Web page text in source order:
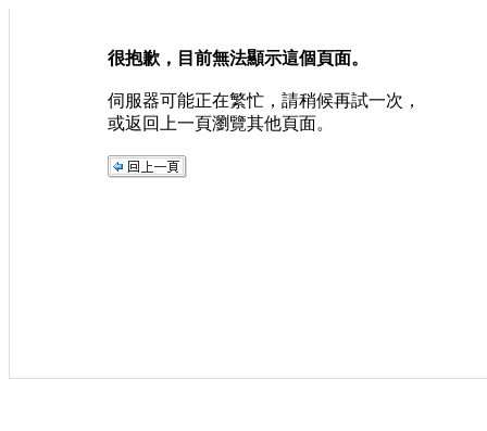
很抱歉，目前無法顯示這個頁面。
伺服器可能正在繁忙，請稍候再試一次，
或返回上一頁瀏覽其他頁面。